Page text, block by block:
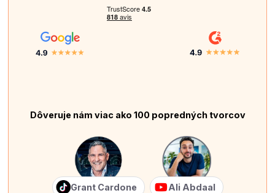
Dôveruje nám viac ako 100 popredných tvorcov
Grant Cardone Ali Abdaal